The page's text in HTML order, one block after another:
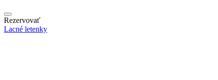
Rezervovať
Lacné letenky